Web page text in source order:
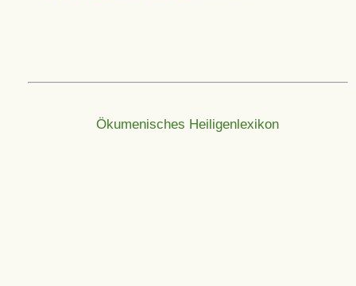
Ökumenisches Heiligenlexikon